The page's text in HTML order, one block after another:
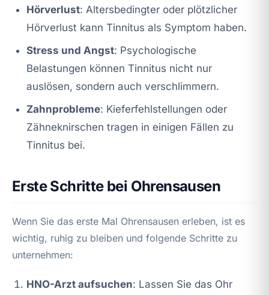
Hörverlust: Altersbedingter oder plötzlicher
Hörverlust kann Tinnitus als Symptom haben.
Stress und Angst: Psychologische
Belastungen können Tinnitus nicht nur
auslösen, sondern auch verschlimmern.
Zahnprobleme: Kieferfehlstellungen oder
Zähneknirschen tragen in einigen Fällen zu
Tinnitus bei.
Erste Schritte bei Ohrensausen
Wenn Sie das erste Mal Ohrensausen erleben, ist es
wichtig, ruhig zu bleiben und folgende Schritte zu
unternehmen:
HNO-Arzt aufsuchen: Lassen Sie das Ohr